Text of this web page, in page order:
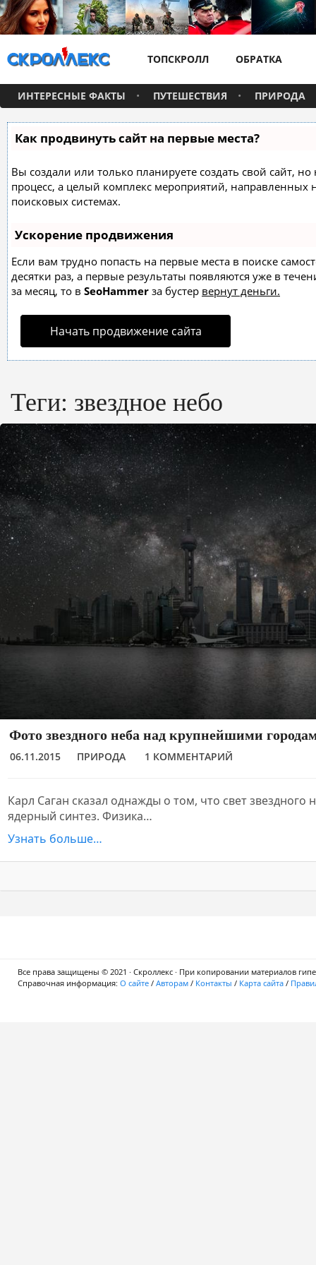
ТОПСКРОЛЛ ОБРАТКА
ИНТЕРЕСНЫЕ ФАКТЫ ПУТЕШЕСТВИЯ ПРИРОДА
Как продвинуть сайт на первые места?
Вы создали или только планируете создать свой сайт,
процесс, а целый комплекс мероприятий,
поисковых системах.
Ускорение продвижения
Если вам трудно попасть на первые места в поиске
десятки раз, а первые результаты появляются уже в
за месяц, то в SeoHammer за бустер вернут деньги.
Начать продвижение сайта
Теги: звездное небо
Фото звездного неба над крупнейшими
06.11.2015 ПРИРОДА 1 КОММЕНТАРИЙ
Карл Саган сказал однажды о том, что свет звездного
ядерный синтез. Физика…
Узнать больше…
Все права защищены © 2021 · Скроллекс · При копировании материалов
Справочная информация: О сайте / Авторам / Контакты / Карта сайта /